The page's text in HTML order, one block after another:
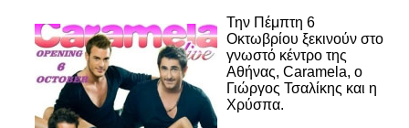
Την Πέμπτη 6
Οκτωβρίου ξεκινούν στο
γνωστό κέντρο της
Αθήνας, Caramela, ο
Γιώργος Τσαλίκης και η
Χρύσπα.